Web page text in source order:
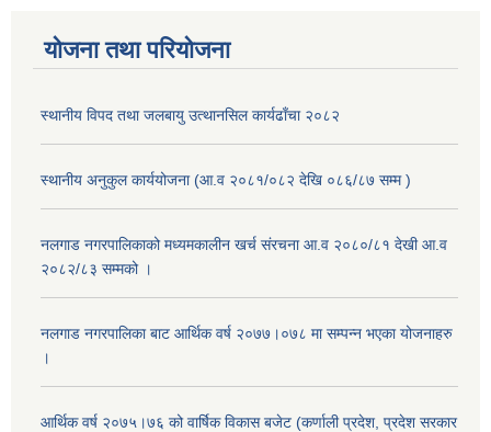
योजना तथा परियोजना
स्थानीय विपद तथा जलबायु उत्थानसिल कार्यढाँचा २०८२
स्थानीय अनुकुल कार्ययोजना (आ.व २०८१/०८२ देखि ०८६/८७ सम्म )
नलगाड नगरपालिकाको मध्यमकालीन खर्च संरचना आ.व २०८०/८१ देखी आ.व
२०८२/८३ सम्मको ।
नलगाड नगरपालिका बाट आर्थिक वर्ष २०७७।०७८ मा सम्पन्न भएका योजनाहरु
।
आर्थिक वर्ष २०७५।७६ को वार्षिक विकास बजेट (कर्णाली प्रदेश, प्रदेश सरकार